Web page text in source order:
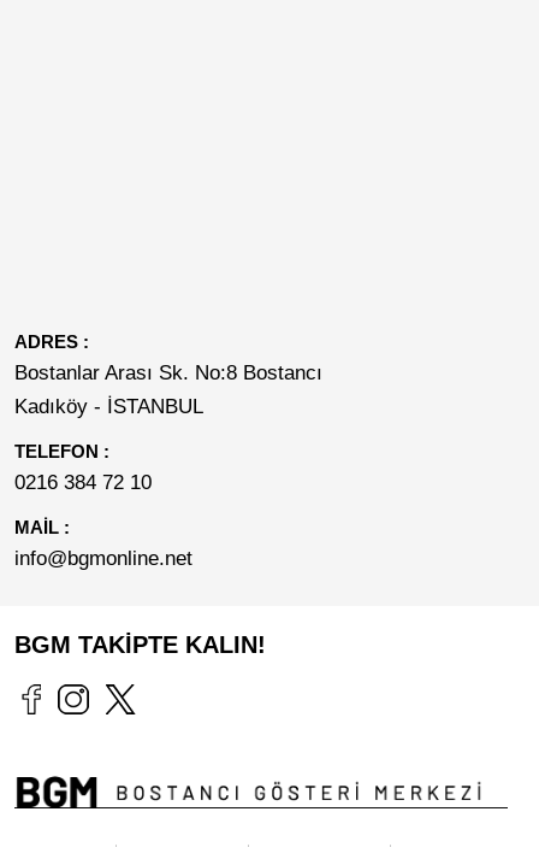
ADRES :
Bostanlar Arası Sk. No:8 Bostancı
Kadıköy - İSTANBUL
TELEFON :
0216 384 72 10
MAİL :
info@bgmonline.net
BGM TAKİPTE KALIN!